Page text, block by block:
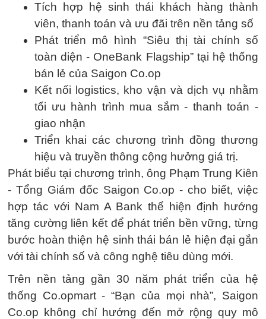
Tích hợp hệ sinh thái khách hàng thành
viên, thanh toán và ưu đãi trên nền tảng số
Phát triển mô hình “Siêu thị tài chính số
toàn diện - OneBank Flagship” tại hệ thống
bán lẻ của Saigon Co.op
Kết nối logistics, kho vận và dịch vụ nhằm
tối ưu hành trình mua sắm - thanh toán -
giao nhận
Triển khai các chương trình đồng thương
hiệu và truyền thông cộng hưởng giá trị.
Phát biểu tại chương trình, ông Phạm Trung Kiên
- Tổng Giám đốc Saigon Co.op - cho biết, việc
hợp tác với Nam A Bank thể hiện định hướng
tăng cường liên kết để phát triển bền vững, từng
bước hoàn thiện hệ sinh thái bán lẻ hiện đại gắn
với tài chính số và công nghệ tiêu dùng mới.
Trên nền tảng gần 30 năm phát triển của hệ
thống Co.opmart - “Bạn của mọi nhà”, Saigon
Co.op không chỉ hướng đến mở rộng quy mô